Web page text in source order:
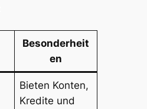
Besonderheit
en
Bieten Konten,
Kredite und